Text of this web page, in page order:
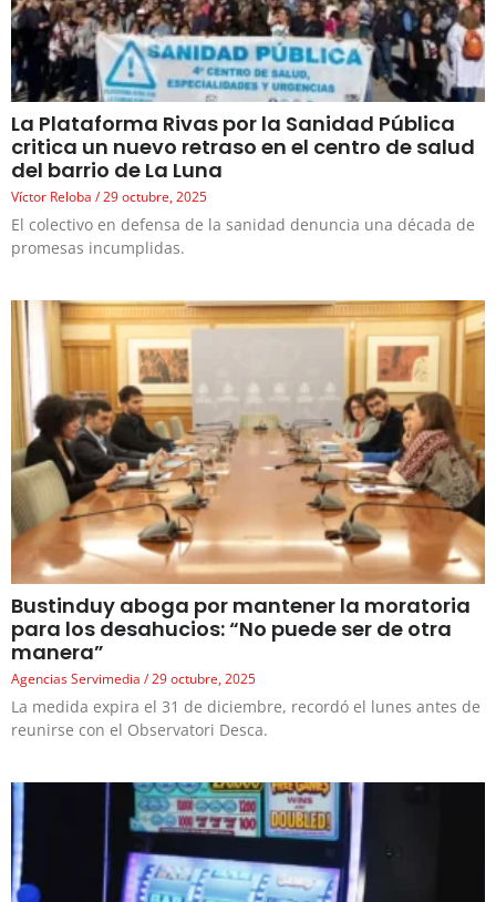
La Plataforma Rivas por la Sanidad Pública
critica un nuevo retraso en el centro de salud
del barrio de La Luna
Víctor Reloba 29 octubre, 2025
El colectivo en defensa de la sanidad denuncia una década de
promesas incumplidas.
Bustinduy aboga por mantener la moratoria
para los desahucios: “No puede ser de otra
manera”
Agencias Servimedia 29 octubre, 2025
La medida expira el 31 de diciembre, recordó el lunes antes de
reunirse con el Observatori Desca.